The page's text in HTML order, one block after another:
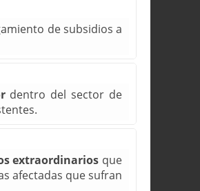
de subsidios a
dentro del sector de
extraordinarios que
afectadas que sufran